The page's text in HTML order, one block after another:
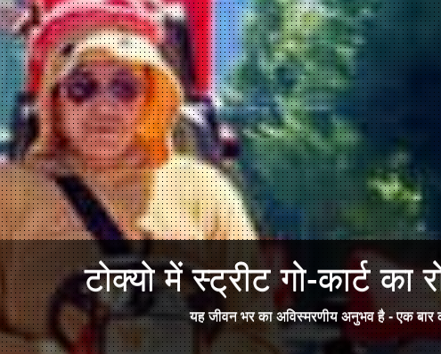
टोक्यो में स्ट्रीट गो-कार्ट
यह जीवन भर का अविस्मरणीय अनुभव है - एक बार